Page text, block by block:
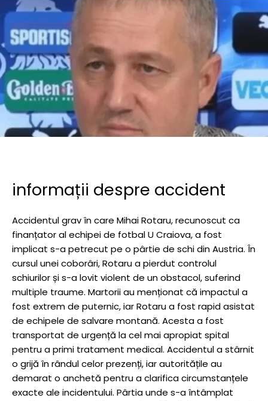
informații despre accident
Accidentul grav în care Mihai Rotaru, recunoscut ca
finanțator al echipei de fotbal U Craiova, a fost
implicat s-a petrecut pe o pârtie de schi din Austria. În
cursul unei coborâri, Rotaru a pierdut controlul
schiurilor și s-a lovit violent de un obstacol, suferind
multiple traume. Martorii au menționat că impactul a
fost extrem de puternic, iar Rotaru a fost rapid asistat
de echipele de salvare montană. Acesta a fost
transportat de urgență la cel mai apropiat spital
pentru a primi tratament medical. Accidentul a stârnit
o grijă în rândul celor prezenți, iar autoritățile au
demarat o anchetă pentru a clarifica circumstanțele
exacte ale incidentului. Pârtia unde s-a întâmplat